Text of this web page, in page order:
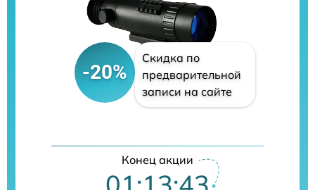
-20%
Скидка по
предварительной
записи на сайте
Конец акции